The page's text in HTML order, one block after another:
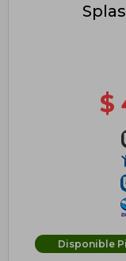
$
Disponible